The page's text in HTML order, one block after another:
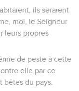
ils seraient
moi, le Seigneur
leurs propres
de peste à cette
elle par ce
du pays.